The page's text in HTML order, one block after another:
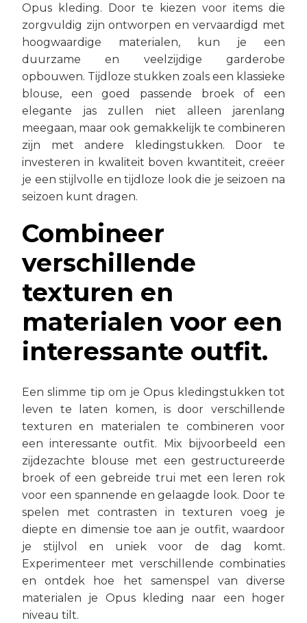
Opus kleding. Door te kiezen voor items die
zorgvuldig zijn ontworpen en vervaardigd met
hoogwaardige materialen, kun je een
duurzame en veelzijdige garderobe
opbouwen. Tijdloze stukken zoals een klassieke
blouse, een goed passende broek of een
elegante jas zullen niet alleen jarenlang
meegaan, maar ook gemakkelijk te combineren
zijn met andere kledingstukken. Door te
investeren in kwaliteit boven kwantiteit, creëer
je een stijlvolle en tijdloze look die je seizoen na
seizoen kunt dragen.
Combineer
verschillende
texturen en
materialen voor een
interessante outfit.
Een slimme tip om je Opus kledingstukken tot
leven te laten komen, is door verschillende
texturen en materialen te combineren voor
een interessante outfit. Mix bijvoorbeeld een
zijdezachte blouse met een gestructureerde
broek of een gebreide trui met een leren rok
voor een spannende en gelaagde look. Door te
spelen met contrasten in texturen voeg je
diepte en dimensie toe aan je outfit, waardoor
je stijlvol en uniek voor de dag komt.
Experimenteer met verschillende combinaties
en ontdek hoe het samenspel van diverse
materialen je Opus kleding naar een hoger
niveau tilt.